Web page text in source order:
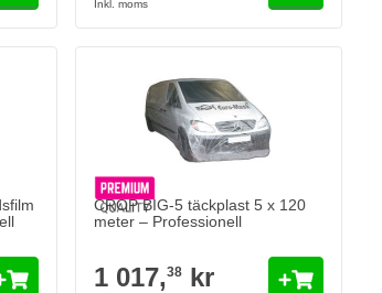
CROP BIG-5 täckplast 5 x 120
meter – Professionell
1 017,38 kr